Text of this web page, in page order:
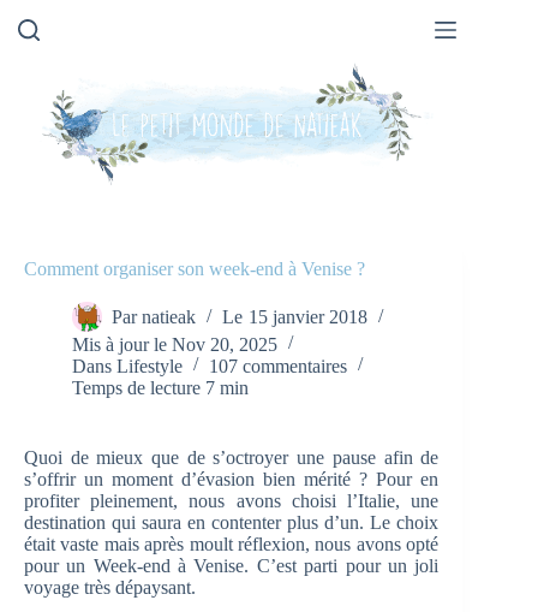
Comment organiser son week-end à Venise ?
Par natieak Le 15 janvier 2018
Mis à jour le Nov 20, 2025
Dans Lifestyle
107 commentaires
Temps de lecture 7 min
Quoi de mieux que de s’octroyer une pause afin de
s’offrir un moment d’évasion bien mérité ? Pour en
profiter pleinement, nous avons choisi l’Italie, une
destination qui saura en contenter plus d’un. Le choix
était vaste mais après moult réflexion, nous avons opté
pour un Week-end à Venise. C’est parti pour un joli
voyage très dépaysant.